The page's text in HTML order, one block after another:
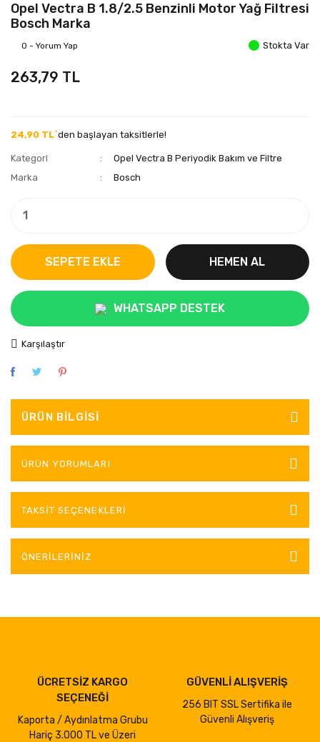
Opel Vectra B 1.8/2.5 Benzinli Motor Yağ Filtresi
Bosch Marka
0 - Yorum Yap Stokta Var
263,79 TL
24,90 TL`den başlayan taksitlerle!
Kategori
Opel Vectra B Periyodik Bakım ve Filtre
Marka
Bosch
SEPETE EKLE HEMEN AL
WHATSAPP DESTEK
Karşılaştır
ÜRÜN BILGISI
ÜRÜN YORUMLARI
TAKSIT SEÇENEKLERI
ÖNERILERINIZ
ÜCRETSİZ KARGO
SEÇENEĞİ
Kaporta / Aydınlatma Grubu
Hariç 3.000 TL ve Üzeri
GÜVENLİ ALIŞVERİŞ
256 BIT SSL Sertifika ile
Güvenli Alışveriş